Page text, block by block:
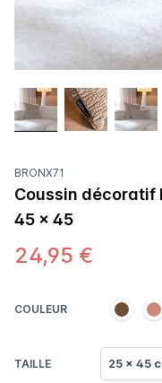
BRONX71
Coussin décoratif
45 x 45
24,95 €
COULEUR
TAILLE 25 x 45